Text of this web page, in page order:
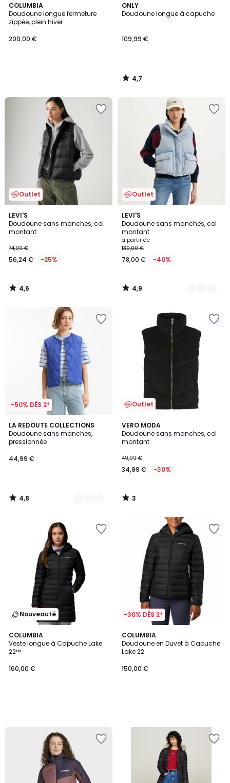
COLUMBIA
Doudoune longue fermeture
zippée, plein hiver
200,00 €
ONLY
Doudoune longue à capuche
109,99 €
4,7
/ 5
4,7
/
Outlet
LEVI'S
Doudoune sans manches, col
montant
74,99 €
56,24 € -25%
4,6
/ 5
4,6
/
Outlet
LEVI'S
Doudoune sans manches, col
montant
à partir de
130,00 €
78,00 € -40%
4,9
/ 5
3
Couleurs
4,9
/
-50% DÈS 2*
LA REDOUTE COLLECTIONS
Doudoune sans manches,
pressionnée
44,99 €
4,8
/ 5
3
Couleurs
4,8
/
Outlet
VERO MODA
Doudoune sans manches, col
montant
49,99 €
34,99 € -30%
3
/
5
3
/
Nouveauté
COLUMBIA
Veste longue à Capuche Lake
22™
160,00 €
-30% DÈS 2*
COLUMBIA
Doudoune en Duvet à Capuche
Lake 22
150,00 €